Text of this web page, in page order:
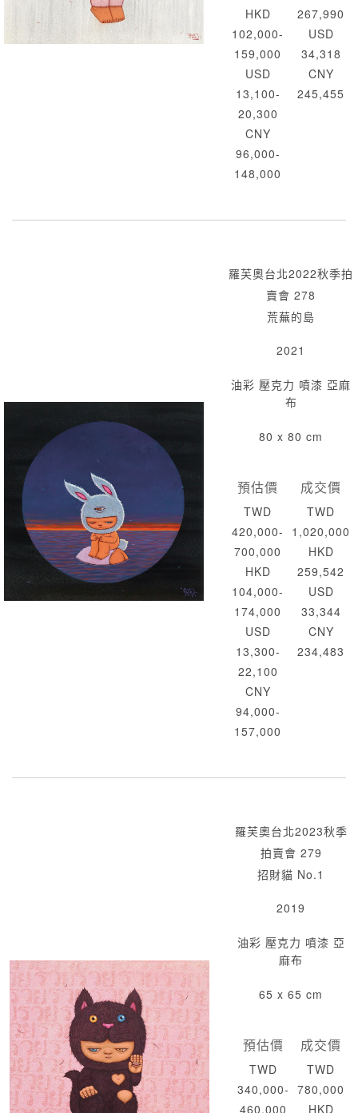
HKD
102,000-
159,000
USD
13,100-
20,300
CNY
96,000-
148,000
267,990
USD
34,318
CNY
245,455
羅芙奧台北2022秋季拍
賣會 278
荒蕪的島
2021
油彩 壓克力 噴漆 亞麻
布
80 x 80 cm
預估價
TWD
420,000-
700,000
HKD
104,000-
174,000
USD
13,300-
22,100
CNY
94,000-
157,000
成交價
TWD
1,020,000
HKD
259,542
USD
33,344
CNY
234,483
羅芙奧台北2023秋季
拍賣會 279
招財貓 No.1
2019
油彩 壓克力 噴漆 亞
麻布
65 x 65 cm
預估價
TWD
340,000-
460,000
成交價
TWD
780,000
HKD